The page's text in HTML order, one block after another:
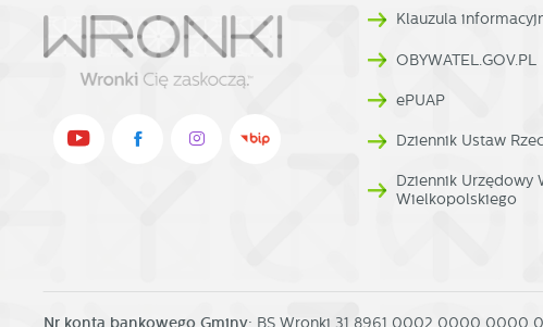
Klauzula
OBYWATEL.GOV.PL
ePUAP
Dziennik Ustaw
Dziennik Urzędowy
Wielkopolskiego
BS Wronki 31 8961 0002 0000 0000